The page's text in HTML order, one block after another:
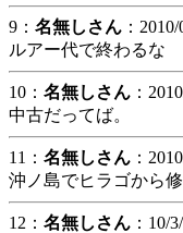
9： 名無しさん ：
ルアー代で終わるな
10： 名無しさん ：
中古だってば。
11： 名無しさん ：
沖ノ島でヒラゴから
12： 名無しさん ：10/